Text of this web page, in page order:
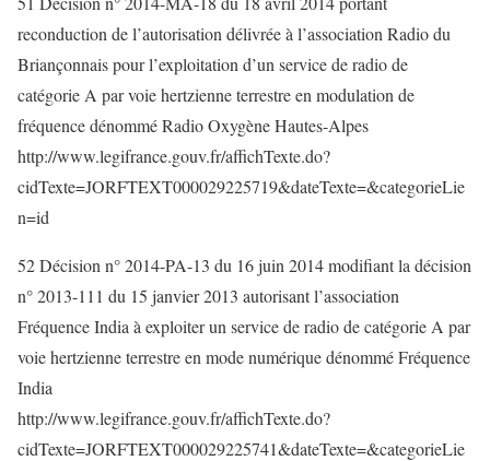
reconduction de l’autorisation délivrée à l’association Radio du
Briançonnais pour l’exploitation d’un service de radio de
catégorie A par voie hertzienne terrestre en modulation de
fréquence dénommé Radio Oxygène Hautes-Alpes
http://www.legifrance.gouv.fr/affichTexte.do?
cidTexte=JORFTEXT000029225719&dateTexte=&categorieLie
n=id
52 Décision n° 2014-PA-13 du 16 juin 2014 modifiant la décision
n° 2013-111 du 15 janvier 2013 autorisant l’association
Fréquence India à exploiter un service de radio de catégorie A par
voie hertzienne terrestre en mode numérique dénommé Fréquence
India
http://www.legifrance.gouv.fr/affichTexte.do?
cidTexte=JORFTEXT000029225741&dateTexte=&categorieLie